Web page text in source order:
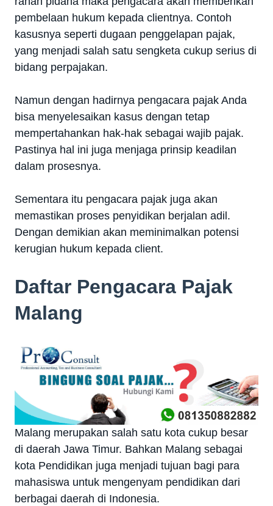
pembelaan hukum kepada clientnya. Contoh
kasusnya seperti dugaan penggelapan pajak,
yang menjadi salah satu sengketa cukup serius di
bidang perpajakan.
Namun dengan hadirnya pengacara pajak Anda
bisa menyelesaikan kasus dengan tetap
mempertahankan hak-hak sebagai wajib pajak.
Pastinya hal ini juga menjaga prinsip keadilan
dalam prosesnya.
Sementara itu pengacara pajak juga akan
memastikan proses penyidikan berjalan adil.
Dengan demikian akan meminimalkan potensi
kerugian hukum kepada client.
Daftar Pengacara Pajak
Malang
Malang merupakan salah satu kota cukup besar
di daerah Jawa Timur. Bahkan Malang sebagai
kota Pendidikan juga menjadi tujuan bagi para
mahasiswa untuk mengenyam pendidikan dari
berbagai daerah di Indonesia.